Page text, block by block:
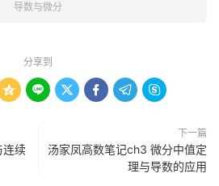
导数与微分
分享到
     
连续
下一篇
汤家凤高数笔记ch3 微分中值定
理与导数的应用